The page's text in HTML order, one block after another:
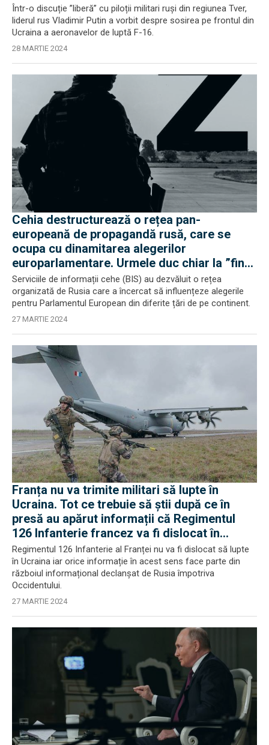
Într-o discuție ”liberă” cu piloții militari ruși din regiunea Tver,
liderul rus Vladimir Putin a vorbit despre sosirea pe frontul din
Ucraina a aeronavelor de luptă F-16.
28 MARTIE 2024
Cehia destructurează o rețea pan-
europeană de propagandă rusă, care se
ocupa cu dinamitarea alegerilor
europarlamentare. Urmele duc chiar la ”finul
lui Putin”
Serviciile de informații cehe (BIS) au dezvăluit o rețea
organizată de Rusia care a încercat să influențeze alegerile
pentru Parlamentul European din diferite țări de pe continent.
27 MARTIE 2024
Franța nu va trimite militari să lupte în
Ucraina. Tot ce trebuie să știi după ce în
presă au apărut informații că Regimentul
126 Infanterie francez va fi dislocat în
Ucraina
Regimentul 126 Infanterie al Franței nu va fi dislocat să lupte
în Ucraina iar orice informație în acest sens face parte din
războiul informațional declanșat de Rusia împotriva
Occidentului.
27 MARTIE 2024